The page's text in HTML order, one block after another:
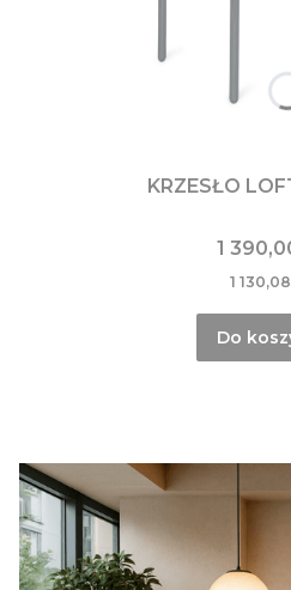
KRZESŁO
1
1 130,08
Do